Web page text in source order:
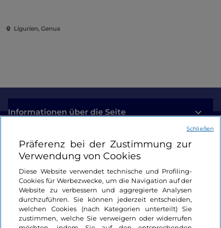
Ligurien, Genua
Informationen über die Seite
Nützliche Links
Login
Bleiben wir in Kontakt
Präferenz bei der Zustimmung zur
Verwendung von Cookies
Diese Website verwendet technische und Profiling-
Cookies für Werbezwecke, um die Navigation auf der
Website zu verbessern und aggregierte Analysen
durchzuführen. Sie können jederzeit entscheiden,
welchen Cookies (nach Kategorien unterteilt) Sie
zustimmen, welche Sie verweigern oder widerrufen
Schließen